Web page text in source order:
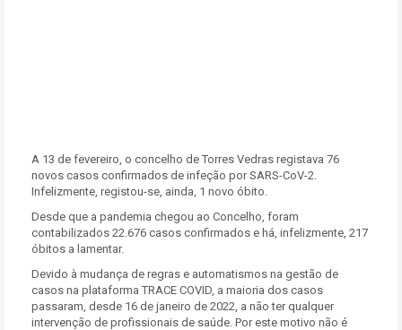
A 13 de fevereiro, o concelho de Torres Vedras registava 76
novos casos confirmados de infeção por SARS-CoV-2.
Infelizmente, registou-se, ainda, 1 novo óbito.
Desde que a pandemia chegou ao Concelho, foram
contabilizados 22.676 casos confirmados e há, infelizmente, 217
óbitos a lamentar.
Devido à mudança de regras e automatismos na gestão de
casos na plataforma TRACE COVID, a maioria dos casos
passaram, desde 16 de janeiro de 2022, a não ter qualquer
intervenção de profissionais de saúde. Por este motivo não é